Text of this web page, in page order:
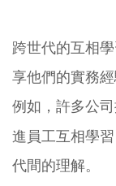
跨世代的互相
享他們的實務
例如，許多公
進員工互相學
代間的理解。